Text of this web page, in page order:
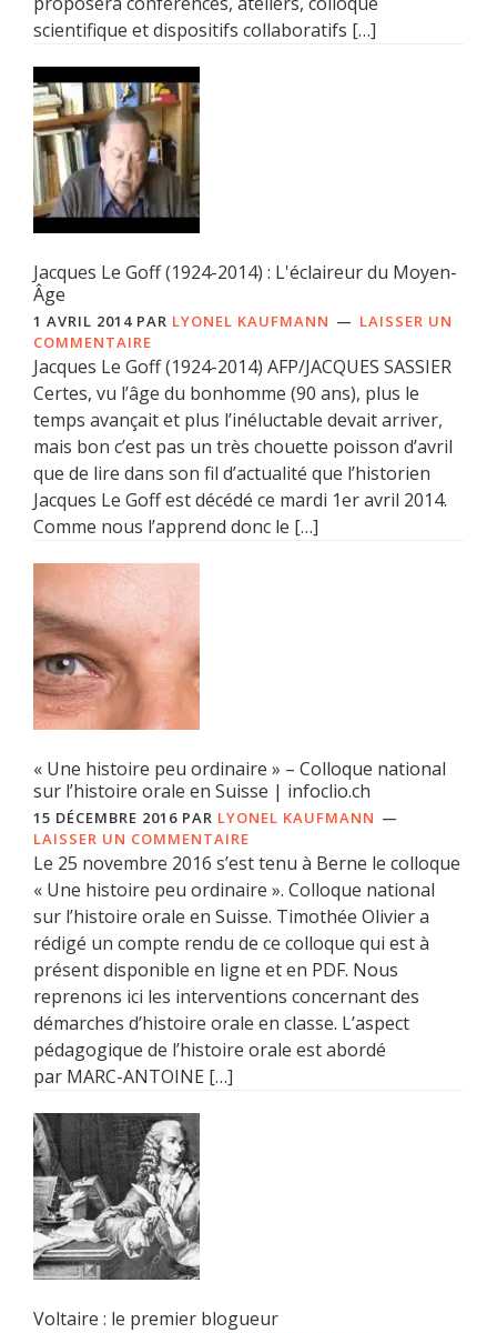
scientifique et dispositifs collaboratifs […]
Jacques Le Goff (1924-2014) : L'éclaireur du Moyen-
Âge
1 AVRIL 2014 PAR LYONEL KAUFMANN
LAISSER UN
COMMENTAIRE
Jacques Le Goff (1924-2014) AFP/JACQUES SASSIER
Certes, vu l’âge du bonhomme (90 ans), plus le
temps avançait et plus l’inéluctable devait arriver,
mais bon c’est pas un très chouette poisson d’avril
que de lire dans son fil d’actualité que l’historien
Jacques Le Goff est décédé ce mardi 1er avril 2014.
Comme nous l’apprend donc le […]
« Une histoire peu ordinaire » – Colloque national
sur l’histoire orale en Suisse | infoclio.ch
15 DÉCEMBRE 2016 PAR LYONEL KAUFMANN
LAISSER UN COMMENTAIRE
Le 25 novembre 2016 s’est tenu à Berne le colloque
« Une histoire peu ordinaire ». Colloque national
sur l’histoire orale en Suisse. Timothée Olivier a
rédigé un compte rendu de ce colloque qui est à
présent disponible en ligne et en PDF. Nous
reprenons ici les interventions concernant des
démarches d’histoire orale en classe. L’aspect
pédagogique de l’histoire orale est abordé
par MARC-ANTOINE […]
Voltaire : le premier blogueur